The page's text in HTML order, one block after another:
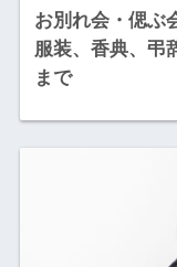
お別れ会・偲ぶ
服装、香典、弔
まで